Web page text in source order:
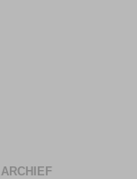
ARCHIEF